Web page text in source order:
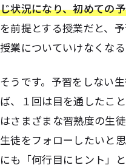
じ状況になり、初めての
を前提とする授業だと、
授業についていけなくな
そうです。予習をしない
ば、１回は目を通したこ
はさまざまな習熟度の生
生徒をフォローしたいと
にも「何行目にヒント」